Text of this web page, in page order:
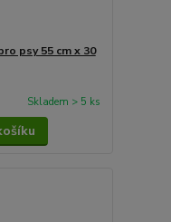
psy 55 cm x 30
Skladem > 5 ks